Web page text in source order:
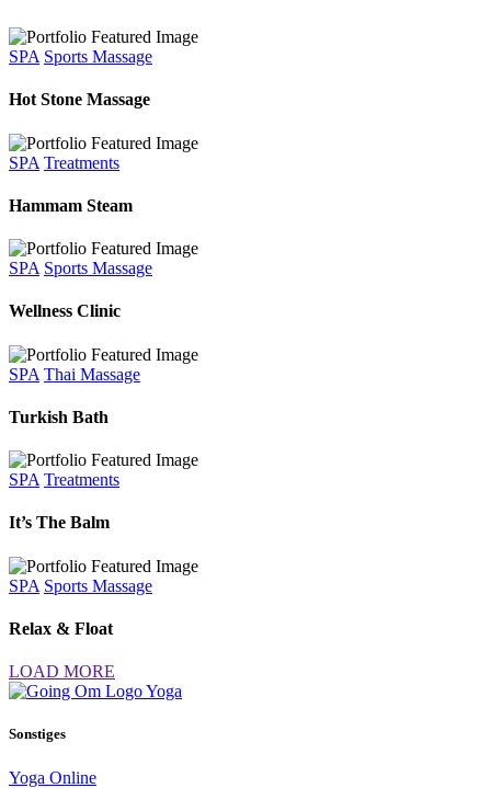
SPA Sports Massage
Hot Stone Massage
SPA Treatments
Hammam Steam
SPA Sports Massage
Wellness Clinic
SPA Thai Massage
Turkish Bath
SPA Treatments
It’s The Balm
SPA Sports Massage
Relax & Float
LOAD MORE
Sonstiges
Yoga Online